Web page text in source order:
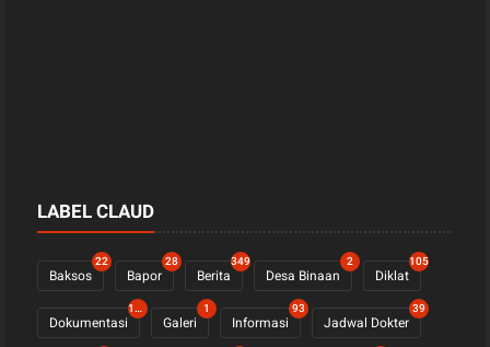
LABEL CLAUD
Baksos
22
Bapor
28
Berita
349
Desa Binaan
2
Diklat
105
Dokumentasi
1123
Galeri
1
Informasi
93
Jadwal Dokter
39